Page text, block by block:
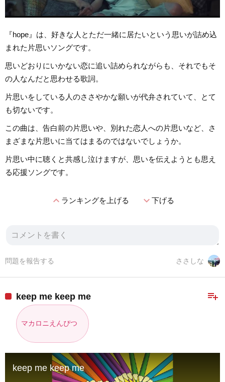
『hope』は、好きな人とただ一緒に居たいという思いが詰め込
まれた片思いソングです。
思いどおりにいかない恋に追い詰められながらも、それでもそ
の人なんだと思わせる歌詞。
片思いをしている人のささやかな願いが代弁されていて、とて
も切ないです。
この曲は、告白前の片思いや、別れた恋人への片思いなど、さ
まざまな片思いに当てはまるのではないでしょうか。
片思い中に聴くと共感し泣けますが、思いを伝えようとも思え
る応援ソングです。
expand_lessランキングを上げる expand_more下げる
ささしな
問題を報告する
playlist_add
keep me keep me
マカロニえんぴつ
keep me keep me